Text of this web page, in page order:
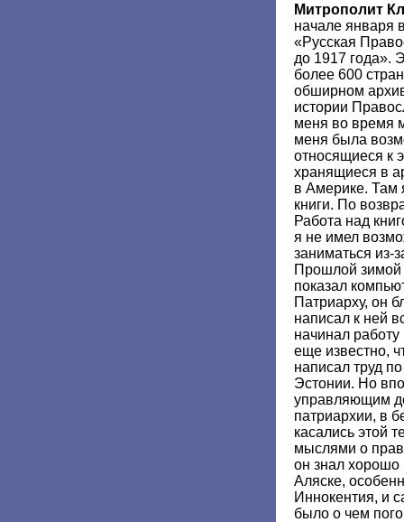
Митрополит
начале января
«Русская
до 1917 года».
более 600
обширном
истории
меня во время
меня была
относящиеся к
хранящиеся в
в Америке. Там
книги. По
Работа над
я не имел
заниматься из-
Прошлой зимой
показал
Патриарху, он
написал к ней
начинал
еще известно,
написал труд
Эстонии. Но
управляющим
патриархии, в
касались этой
мыслями о
он знал
Аляске,
Иннокентия, и
было о чем